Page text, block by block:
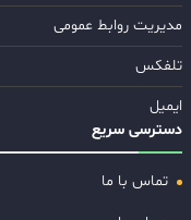
مدیریت روابط عمومی
تلفکس
ایمیل
دسترسی سریع
تماس با ما